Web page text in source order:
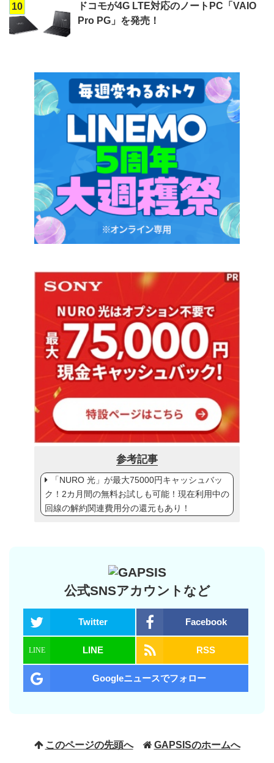
10
ドコモが4G LTE対応のノートPC「VAIO
Pro PG」を発売！
参考記事
「NURO 光」が最大75000円キャッシュバッ
ク！2カ月間の無料お試しも可能！現在利用中の
回線の解約関連費用分の還元もあり！
公式SNSアカウントなど
Twitter Facebook
LINE RSS
Googleニュースでフォロー
このページの先頭へ GAPSISのホームへ